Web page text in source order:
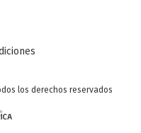
los derechos reservados